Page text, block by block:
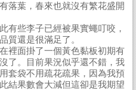
落葉，春來也就沒有繁花盛開
有些李子已經被果實蠅叮咬，
質還是很滿足了。
裡面掛了一個黃色黏板初期有
了。目前果況似乎還不錯，我
套袋不用疏花疏果，因為我預
結果數會大減但這卻是我期望